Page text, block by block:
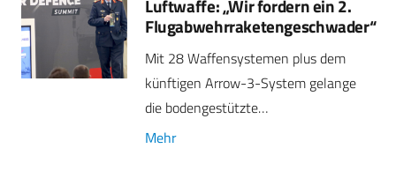
Luftwaffe: „Wir fordern ein 2.
Flugabwehrraketengeschwader“
Mit 28 Waffensystemen plus dem
künftigen Arrow-3-System gelange
die bodengestützte…
Mehr